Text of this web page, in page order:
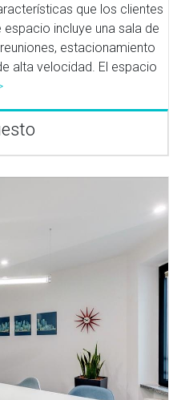
que los clientes
incluye una sala de
estacionamiento
alta velocidad. El espacio